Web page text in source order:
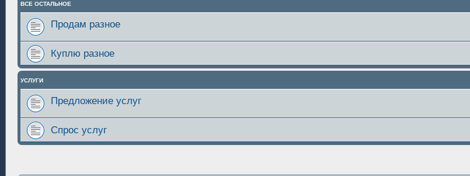
ВСЕ ОСТАЛЬНОЕ
Продам разное
Куплю разное
УСЛУГИ
Предложение услуг
Спрос услуг